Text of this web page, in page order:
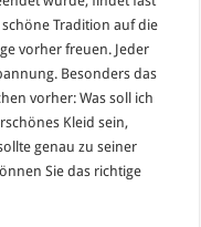
Tradition auf die
vorher freuen. Jeder
Besonders das
vorher: Was soll ich
Kleid sein,
genau zu seiner
Sie das richtige